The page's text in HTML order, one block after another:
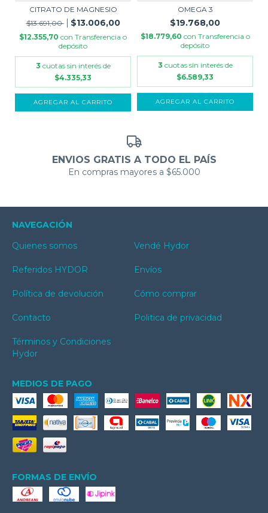
CITRATO DE MAGNESIO
$13.691,00
$13.006,00
$12.355,70 con Transferencia o
depósito
3 cuotas sin interés de
$4.335,33
AGREGAR AL CARRITO
OMEGA 3
$19.768,00
$18.779,60 con Transferencia o
depósito
3 cuotas sin interés de
$6.589,33
AGREGAR AL CARRITO
ENVIOS GRATIS A TODO EL PAÍS
En compras mayores a $65.000
NAVEGACIÓN
Quienes somos
Vendé Hydor
Referidos HYDOR Envíos
Política de devolución Cómo comprar
Contacto Politica de privacidad
Términos y Condiciones
Hydor
MEDIOS DE PAGO
FORMAS DE ENVÍO